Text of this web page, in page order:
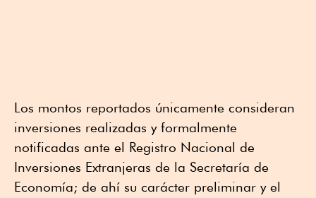
Los montos reportados únicamente consideran
inversiones realizadas y formalmente
notificadas ante el Registro Nacional de
Inversiones Extranjeras de la Secretaría de
Economía; de ahí su carácter preliminar y el